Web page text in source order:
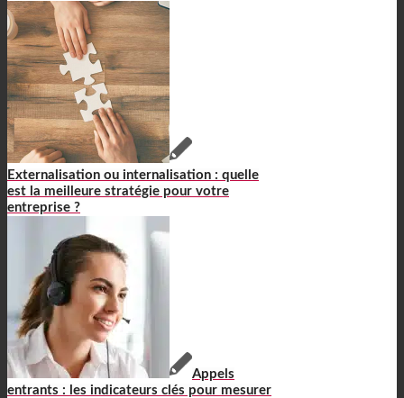
Externalisation ou internalisation : quelle
est la meilleure stratégie pour votre
entreprise ?
Appels
entrants : les indicateurs clés pour mesurer